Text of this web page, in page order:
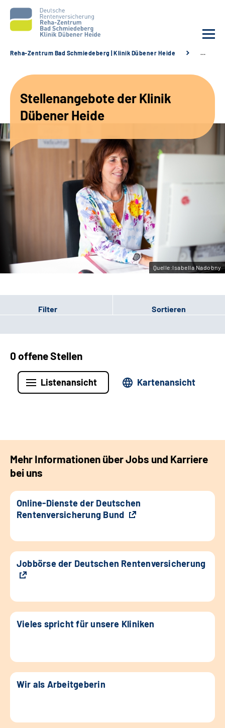
Unsere Angebote
Karriere
Sozialdienste & Zuweisende
Leichte Sprache
Gebärdensprache
Reha-Zentrum Bad Schmiedeberg | Klinik Dübener Heide …
Stellenangebote der Klinik
Dübener Heide
Quelle:Isabella Nadobny
Filter Sortieren
0 offene Stellen
Listenansicht Kartenansicht
Mehr Informationen über Jobs und Karriere
bei uns
Online-Dienste der Deutschen
Rentenversicherung Bund
Jobbörse der Deutschen Rentenversicherung
Vieles spricht für unsere Kliniken
Wir als Arbeitgeberin